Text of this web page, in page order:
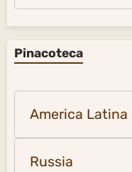
Pinacoteca
America Latina
Russia